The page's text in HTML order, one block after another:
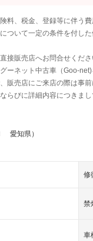
料、税金、登録等に伴う
ついて一定の条件を付した
接販売店へお問合せくださ
ーネット中古車（Goo-net)
販売店にご来店の際は事
らびに詳細内容につきま
愛知県）
修
禁
車